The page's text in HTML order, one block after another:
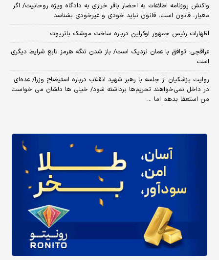
واکنش روزنامه اطلاعات به احضار باقر خرازی به دادگاه ویژه روحانیت/ اگر
معیار، قانون است، قانون نباید خودی و غیرخودی بشناسد
اظهارات رئیس جمهور اوکراین درباره ساخت موشک پاتریوت
عراقچی: توافق با عمان نزدیک است/ باز شدن تنگه هرمز تابع شرایط دیگری
است
روایت پزشکیان از جلسه با رهبر شهید انقلاب درباره استیضاح وزرا/ عده‌ای
در داخل نمی‌خواهند تحریم‌ها برداشته شود/ خیلی ها دلشان می خواست
من استعفا بدهم اما ...